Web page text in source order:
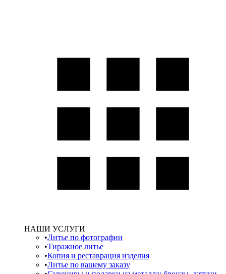
НАШИ УСЛУГИ
Литье по фотографии
Тиражное литье
Копия и реставрация изделия
Литье по вашему заказу